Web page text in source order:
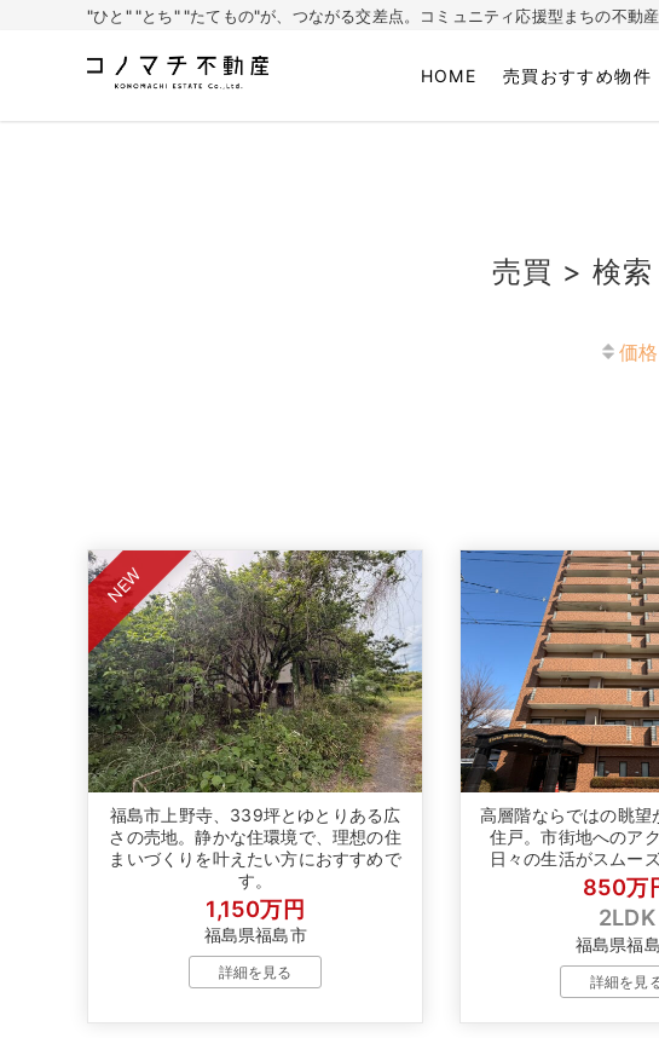
"ひと" "とち" "たてもの"が、つながる交差点。コミュニティ応援型まちの不動
HOME 売買おすすめ物件
売買 > 検
価格
NEW
福島市上野寺、339坪とゆとりある広
さの売地。静かな住環境で、理想の住
まいづくりを叶えたい方におすすめで
す。
1,150万円
福島県福島市
詳細を見る
高層階ならではの眺望
住戸。市街地へのア
日々の生活がスムー
850万
2LDK
福島県福
詳細を見